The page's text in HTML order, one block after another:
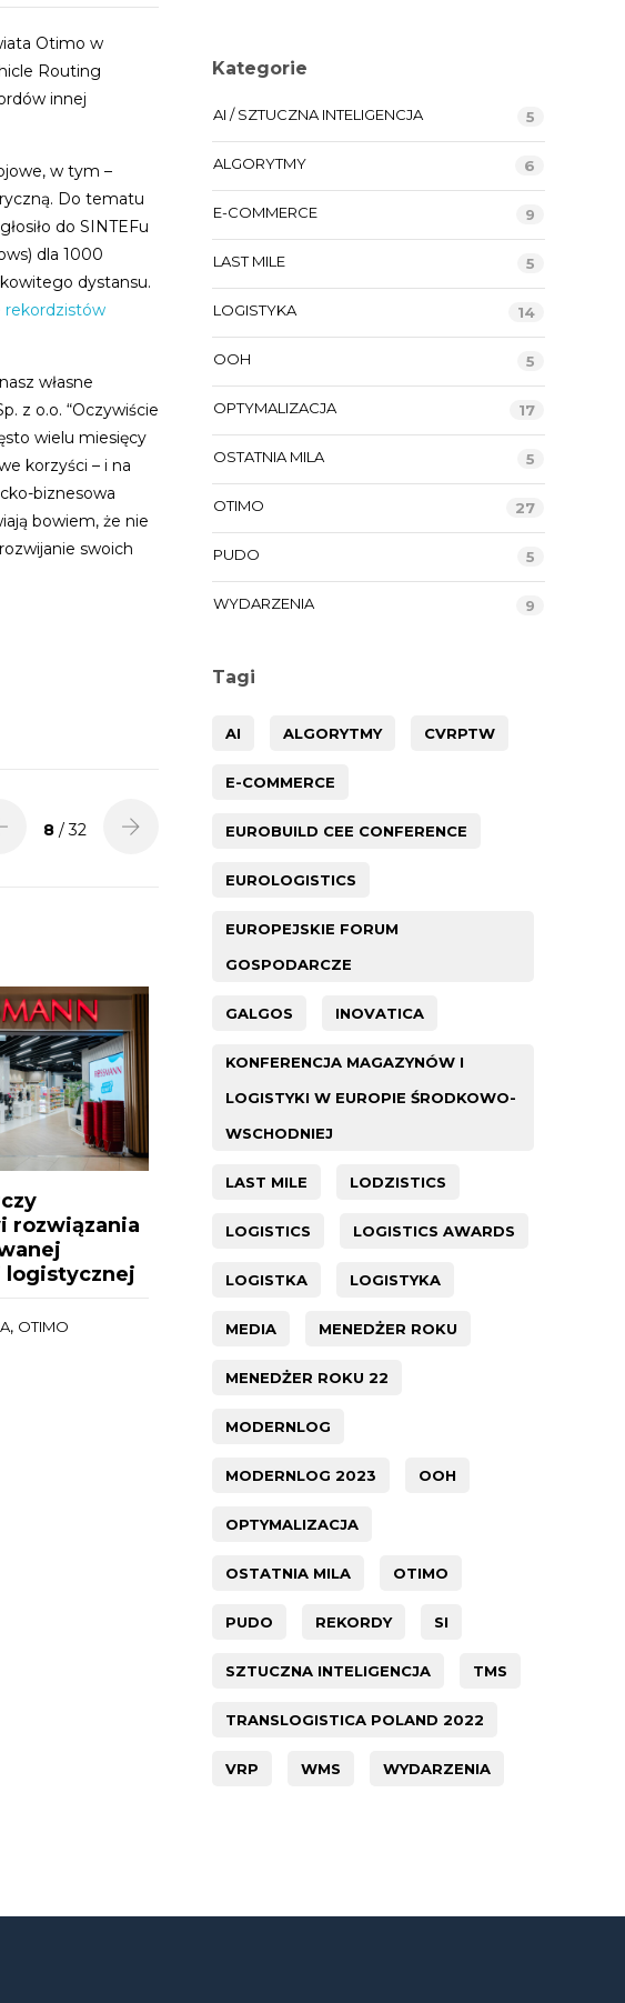
Otimo w
Routing
innej
w tym –
Do tematu
do SINTEFu
dla 1000
dystansu.
rekordzistów
własne
z o.o. “Oczywiście
wielu miesięcy
korzyści – i na
biznesowa
bowiem, że nie
swoich
8 / 32
rozwiązania
logistycznej
, OTIMO
Kategorie
AI / SZTUCZNA INTELIGENCJA 5
ALGORYTMY 6
E-COMMERCE 9
LAST MILE 5
LOGISTYKA 14
OOH 5
OPTYMALIZACJA 17
OSTATNIA MILA 5
OTIMO 27
PUDO 5
WYDARZENIA 9
Tagi
AI ALGORYTMY CVRPTW
E-COMMERCE
EUROBUILD CEE CONFERENCE
EUROLOGISTICS
EUROPEJSKIE FORUM
GOSPODARCZE
GALGOS INOVATICA
KONFERENCJA MAGAZYNÓW I
LOGISTYKI W EUROPIE ŚRODKOWO-
WSCHODNIEJ
LAST MILE LODZISTICS
LOGISTICS LOGISTICS AWARDS
LOGISTKA LOGISTYKA
MEDIA MENEDŻER ROKU
MENEDŻER ROKU 22
MODERNLOG
MODERNLOG 2023 OOH
OPTYMALIZACJA
OSTATNIA MILA OTIMO
PUDO REKORDY SI
SZTUCZNA INTELIGENCJA TMS
TRANSLOGISTICA POLAND 2022
VRP WMS WYDARZENIA